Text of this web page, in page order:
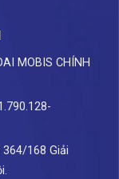
MOBIS CHÍNH
168 Giải